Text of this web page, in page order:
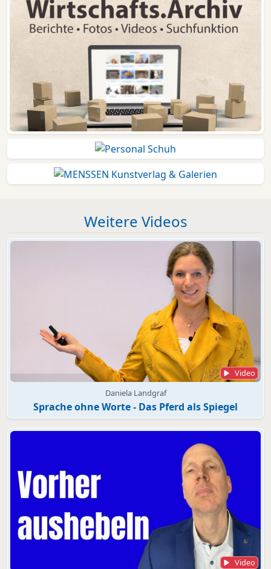
Weitere Videos
Video
Daniela Landgraf
Sprache ohne Worte - Das Pferd als Spiegel
Video